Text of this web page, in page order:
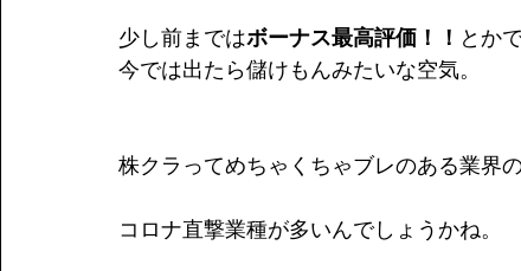
少し前まではボーナス最高評価！！ とか
今では出たら儲けもんみたいな空気。
株クラってめちゃくちゃブレのある業界の
コロナ直撃業種が多いんでしょうかね。